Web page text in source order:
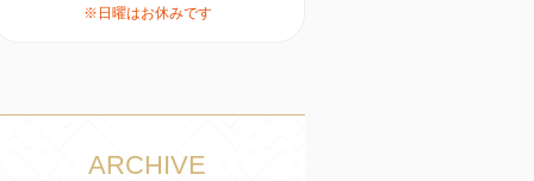
※日曜はお休みです
ARCHIVE